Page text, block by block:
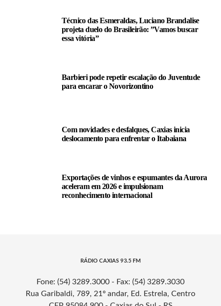
Técnico das Esmeraldas, Luciano Brandalise
projeta duelo do Brasileirão: ”Vamos buscar
essa vitória”
Barbieri pode repetir escalação do Juventude
para encarar o Novorizontino
Com novidades e desfalques, Caxias inicia
deslocamento para enfrentar o Itabaiana
Exportações de vinhos e espumantes da Aurora
aceleram em 2026 e impulsionam
reconhecimento internacional
RÁDIO CAXIAS 93.5 FM
Fone: (54) 3289.3000 - Fax: (54) 3289.3030
Rua Garibaldi, 789, 21º andar, Ed. Estrela, Centro